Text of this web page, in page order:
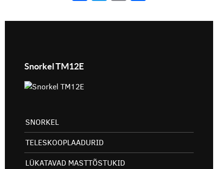
Snorkel TM12E
SNORKEL
TELESKOOPLAADURID
LÜKATAVAD MASTTÕSTUKID